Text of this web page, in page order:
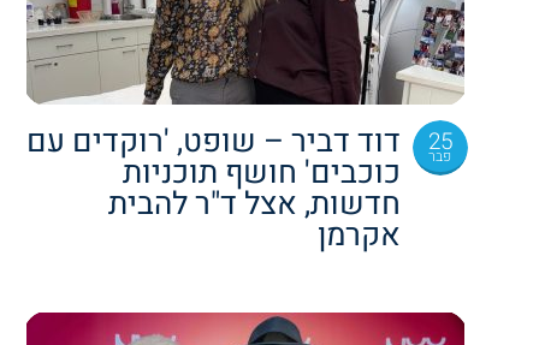
25
פבר דוד דביר – שופט, 'רוקדים עם
כוכבים' חושף תוכניות
חדשות, אצל ד"ר להבית
אקרמן